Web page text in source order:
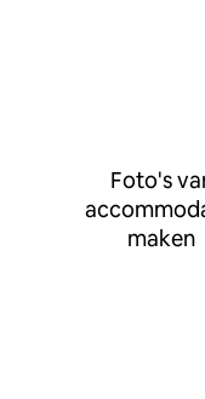
Foto's
maken